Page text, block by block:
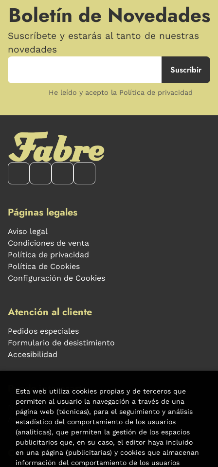
Boletín de Novedades
Suscríbete y estarás al tanto de nuestras
novedades
He leído y acepto la Política de privacidad
Páginas legales
Aviso legal
Condiciones de venta
Política de privacidad
Política de Cookies
Configuración de Cookies
Atención al cliente
Pedidos especiales
Formulario de desistimiento
Accesibilidad
Puede interesarte
Noticias
Agenda
Contacto
Esta web utiliza cookies propias y de terceros que
permiten al usuario la navegación a través de una
página web (técnicas), para el seguimiento y análisis
estadístico del comportamiento de los usuarios
(analíticas), que permiten la gestión de los espacios
publicitarios que, en su caso, el editor haya incluido
en una página (publicitarias) y cookies que almacenan
información del comportamiento de los usuarios